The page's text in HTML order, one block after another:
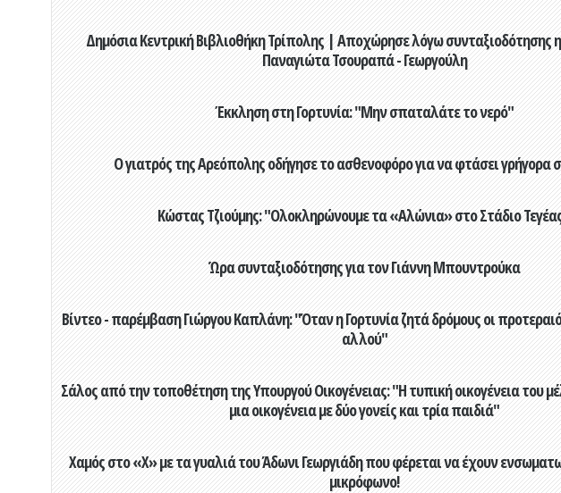
Δημόσια Κεντρική Βιβλιοθήκη Τρίπολης | Αποχώρησε λόγω συνταξιοδότησης
Παναγιώτα Τσουραπά - Γεωργούλη
Έκκληση στη Γορτυνία: "Μην σπαταλάτε το νερό"
Ο γιατρός της Αρεόπολης οδήγησε το ασθενοφόρο για να φτάσει γρήγορα
Κώστας Τζιούμης: "Ολοκληρώνουμε τα «Αλώνια» στο Στάδιο
Ώρα συνταξιοδότησης για τον Γιάννη Μπουντρούκα
Βίντεο - παρέμβαση Γιώργου Καπλάνη: "Όταν η Γορτυνία ζητά δρόμους οι
αλλού"
Σάλος από την τοποθέτηση της Υπουργού Οικογένειας: "Η τυπική οικογένεια του
μια οικογένεια με δύο γονείς και τρία παιδιά"
Χαμός στο «X» με τα γυαλιά του Άδωνι Γεωργιάδη που φέρεται να έχουν
μικρόφωνο!